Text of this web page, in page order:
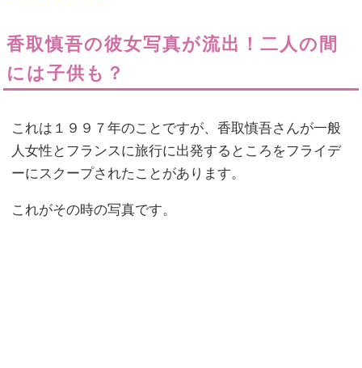
香取慎吾の彼女写真が流出！二人の間
には子供も？
これは１９９７年のことですが、香取慎吾さんが一般
人女性とフランスに旅行に出発するところをフライデ
ーにスクープされたことがあります。
これがその時の写真です。